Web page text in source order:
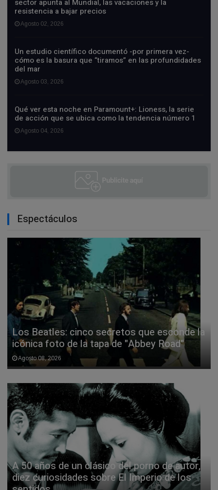
sector apunta al Mundial, las vacaciones y la
resistencia a bajar precios
Agosto 02, 2026
Un estudio científico documentó -por primera vez-
cómo es la basura que “tiramos” en las profundidades
del mar
Agosto 03, 2026
Qué ver esta noche en Paramount+: Lioness, la serie
de acción que se ubica como la tendencia número 1
Agosto 04, 2026
Espectáculos
Los Beatles: cinco secretos que esconde la
icónica foto de la tapa de "Abbey Road"
Agosto 08, 2026
A 50 años de un clásico del porno de autor,
diez curiosidades sobre El Imperio de los